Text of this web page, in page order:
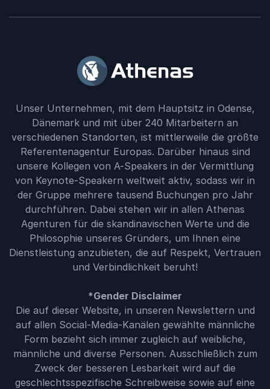
Unser Unternehmen, mit dem Hauptsitz in Odense,
Dänemark und mit über 240 Mitarbeitern an
verschiedenen Standorten, ist mittlerweile die größte
Referentenagentur Europas. Darüber hinaus sind
unsere Kollegen von A-Speakers in der Vermittlung
von Keynote-Speakern weltweit aktiv, sodass wir in
der Gruppe mehrere tausend Buchungen pro Jahr
durchführen. Dabei stehen wir in allen Athenas
Agenturen für die skandinavischen Werte und die
Philosophie unseres Gründers, um Ihnen eine
Dienstleistung anzubieten, die auf Respekt, Vertrauen
und Verbindlichkeit beruht!
*Gender Disclaimer
Die auf dieser Website, in unseren Newslettern und
auf allen Social-Media-Kanälen gewählte männliche
Form bezieht sich immer zugleich auf weibliche,
männliche und diverse Personen. Ausschließlich zum
Zweck der besseren Lesbarkeit wird auf die
geschlechtsspezifische Schreibweise sowie auf eine